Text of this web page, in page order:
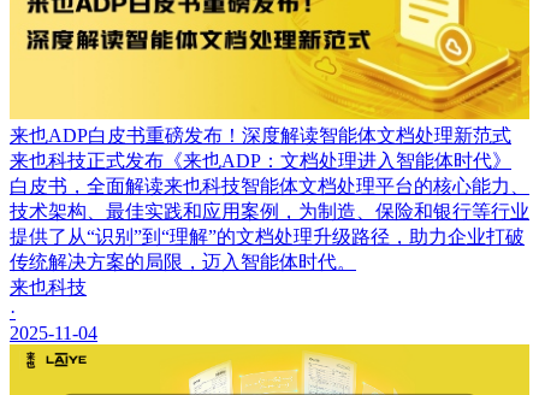
来也ADP白皮书重磅发布！深度解读智能体文档处理新范式
来也科技正式发布《来也ADP：文档处理进入智能体时代》
白皮书，全面解读来也科技智能体文档处理平台的核心能力、
技术架构、最佳实践和应用案例，为制造、保险和银行等行业
提供了从“识别”到“理解”的文档处理升级路径，助力企业打破
传统解决方案的局限，迈入智能体时代。
来也科技
·
2025-11-04